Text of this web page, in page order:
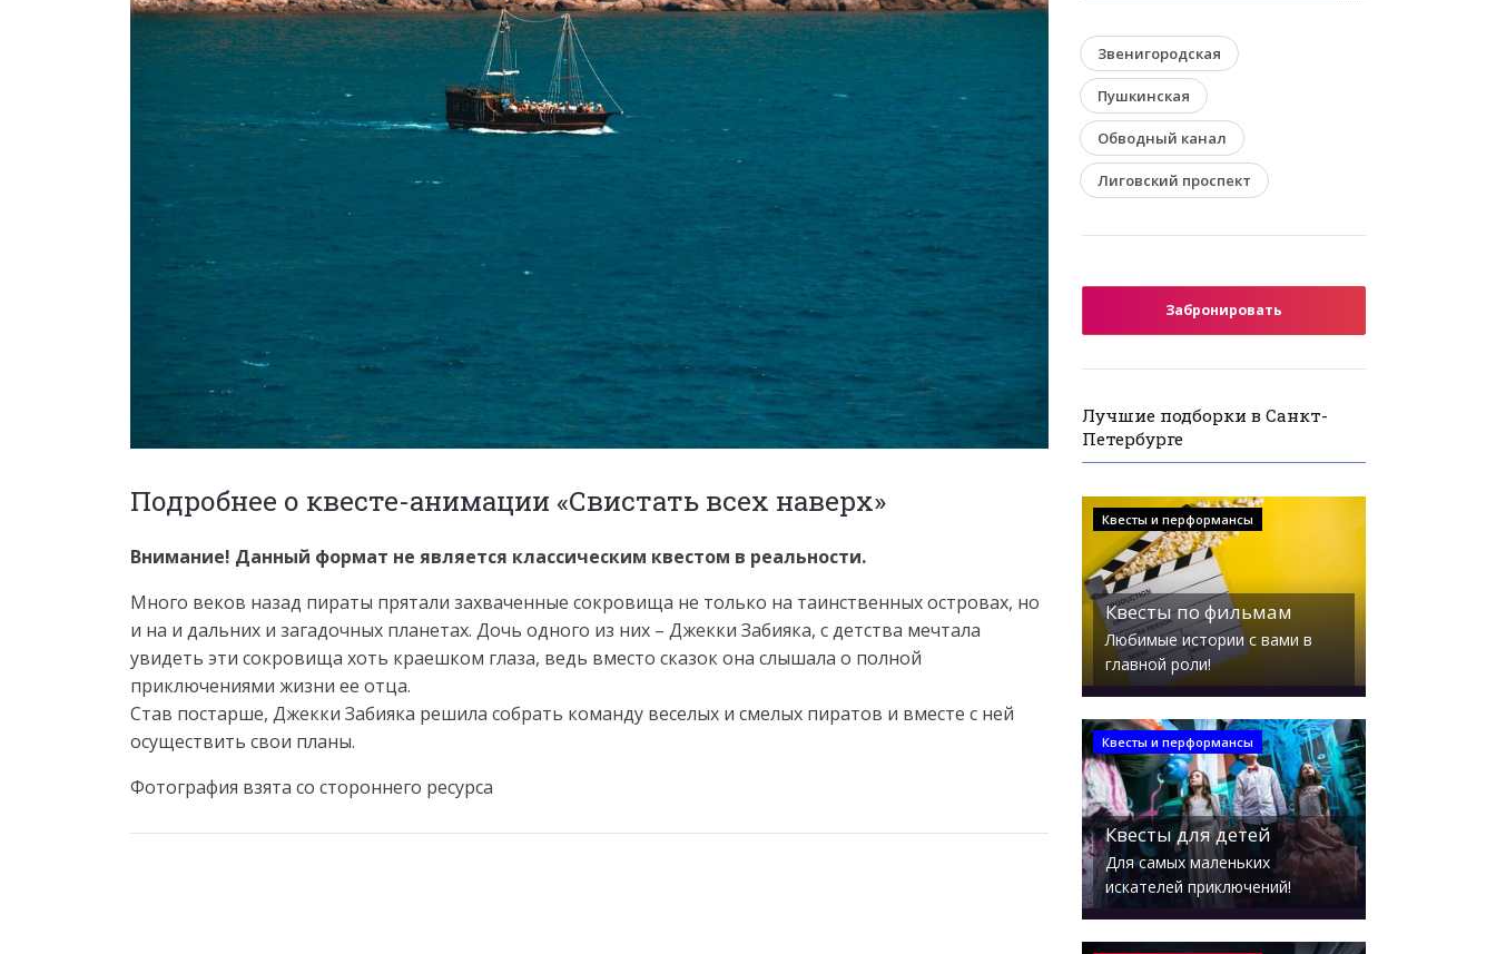
Подробнее о квесте-анимации «Свистать всех наверх»
Внимание! Данный формат не является классическим квестом в реальности.
Много веков назад пираты прятали захваченные сокровища не только на таинственных островах, но
и на и дальних и загадочных планетах. Дочь одного из них – Джекки Забияка, с детства мечтала
увидеть эти сокровища хоть краешком глаза, ведь вместо сказок она слышала о полной
приключениями жизни ее отца.
Став постарше, Джекки Забияка решила собрать команду веселых и смелых пиратов и вместе с ней
осуществить свои планы.
Фотография взята со стороннего ресурса
Звенигородская
Пушкинская
Обводный канал
Лиговский проспект
Забронировать
Лучшие подборки в Санкт-
Петербурге
Квесты и перформансы
Квесты по фильмам
Любимые истории с вами в
главной роли!
Квесты и перформансы
Квесты для детей
Для самых маленьких
искателей приключений!